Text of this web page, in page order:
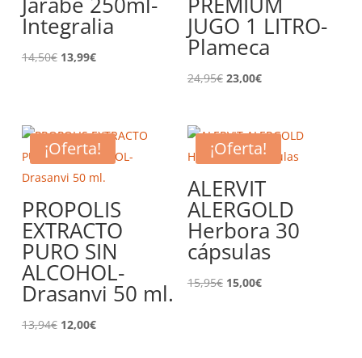
Integralia
14,50€ El
14,50€.
13,99€El
13,99€.
JUGO 1 LITRO-
Plameca
24,95€ El
era:
24,95€.
23,00€El
es:
23,00€.
¡Oferta!
PROPOLIS
EXTRACTO
PURO SIN
ALCOHOL-
Drasanvi 50 ml.
13,94€ El
12,00€El
¡Oferta!
ALERVIT
ALERGOLD
Herbora 30
cápsulas
15,95€ El
15,00€El